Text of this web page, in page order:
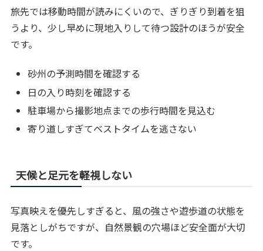
旅先では移動時間が読みにくいので、ぎりぎり到着を狙
うより、少し早めに現地入りして待つ設計のほうが安全
です。
砂州の予測時間を確認する
日の入り時刻を確認する
駐車場から撮影地点までの歩行時間を見込む
寄り道しすぎてベストタイムを逃さない
天候と足元を軽視しない
写真映えを優先しすぎると、風の強さや遊歩道の状態を
見落としがちですが、自然景観の穴場ほど安全面が大切
です。